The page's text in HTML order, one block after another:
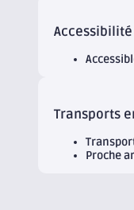
Accessibilité
Transports
Proche